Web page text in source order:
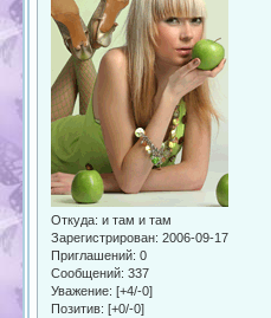
Откуда: и там и там
Зарегистрирован: 2006-09-17
Приглашений: 0
Сообщений: 337
Уважение: [+4/-0]
Позитив: [+0/-0]